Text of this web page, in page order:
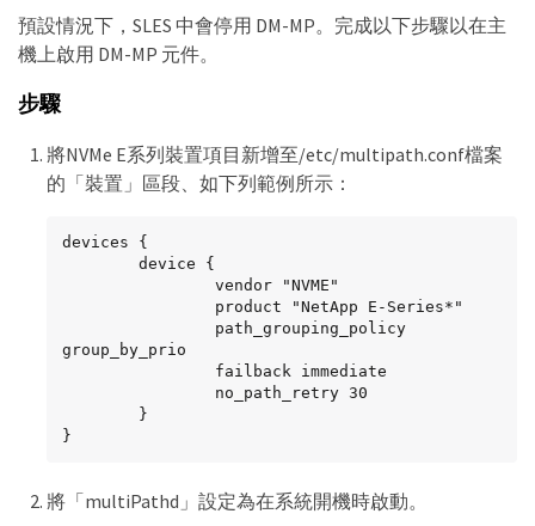
預設情況下，SLES 中會停用 DM-MP。完成以下步驟以在主
機上啟用 DM-MP 元件。
步驟
將NVMe E系列裝置項目新增至/etc/multipath.conf檔案
的「裝置」區段、如下列範例所示：
devices {
group_by_prio
}
將「multiPathd」設定為在系統開機時啟動。